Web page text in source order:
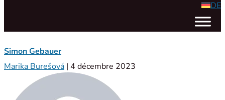
DE
Simon Gebauer
Marika Burešová | 4 décembre 2023